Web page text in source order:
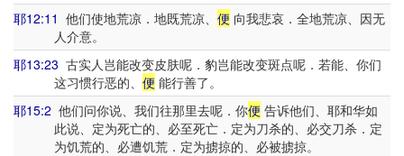
耶12:11 他们使地荒凉．地既荒凉、 便 向我悲哀．全地荒凉、因无
人介意。
耶13:23 古实人岂能改变皮肤呢．豹岂能改变斑点呢．若能、你们
这习惯行恶的、 便 能行善了。
耶15:2 他们问你说、我们往那里去呢．你便 告诉他们、耶和华如
此说、定为死亡的、必至死亡．定为刀杀的、必交刀杀．定
为饥荒的、必遭饥荒．定为掳掠的、必被掳掠。